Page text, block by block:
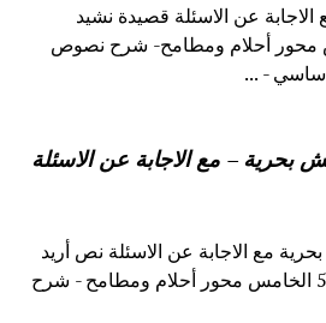
عن الاسئلة قصيدة نشيد
5 الخامس محور أحلام ومطامح- شرح نصوص
– مع الاجابة عن الاسئلة
مع الاجابة عن الاسئلة نص أريد
أن أعيش بحرية المحور 5 الخامس محور أحلام ومطامح - شرح